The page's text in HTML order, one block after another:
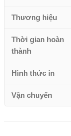
Thương hiệu
Thời gian hoàn
thành
Hình thức in
Vận chuyển